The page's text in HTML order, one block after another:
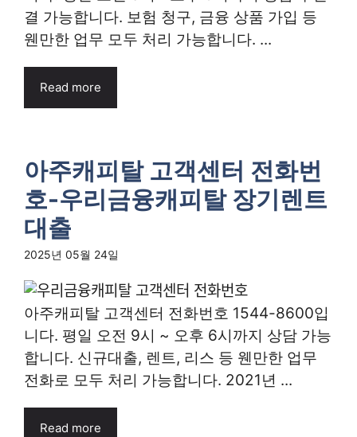
결 가능합니다. 보험 청구, 금융 상품 가입 등
웬만한 업무 모두 처리 가능합니다. ...
Read more
아주캐피탈 고객센터 전화번
호-우리금융캐피탈 장기렌트
대출
2025년 05월 24일
아주캐피탈 고객센터 전화번호 1544-8600입
니다. 평일 오전 9시 ~ 오후 6시까지 상담 가능
합니다. 신규대출, 렌트, 리스 등 웬만한 업무
전화로 모두 처리 가능합니다. 2021년 ...
Read more